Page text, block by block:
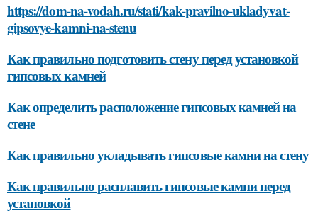
https://dom-na-vodah.ru/stati/kak-pravilno-ukladyvat-
gipsovye-kamni-na-stenu
Как правильно подготовить стену перед установкой
гипсовых камней
Как определить расположение гипсовых камней на
стене
Как правильно укладывать гипсовые камни на стену
Как правильно расплавить гипсовые камни перед
установкой